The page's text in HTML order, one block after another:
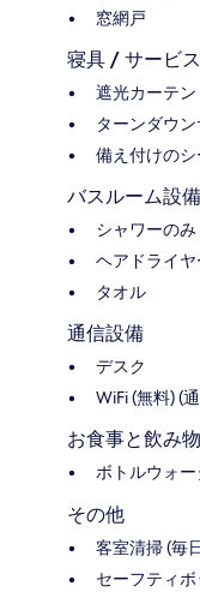
窓網戸
寝具 / サービス
遮光カーテン
ターンダウ
備え付けの
バスルーム設
シャワーのみ
ヘアドライヤ
タオル
通信設備
デスク
WiFi (無料) (
お食事と飲み物
ボトルウォ
その他
客室清掃 (毎
セーフティ